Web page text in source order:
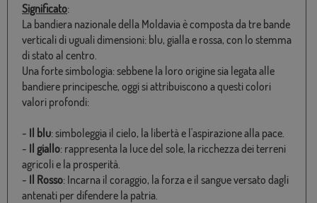
Significato:
La bandiera nazionale della Moldavia è composta da tre bande
verticali di uguali dimensioni: blu, gialla e rossa, con lo stemma
di stato al centro.
Una forte simbologia: sebbene la loro origine sia legata alle
bandiere principesche, oggi si attribuiscono a questi colori
valori profondi:
- Il blu: simboleggia il cielo, la libertà e l'aspirazione alla pace.
- Il giallo: rappresenta la luce del sole, la ricchezza dei terreni
agricoli e la prosperità.
- Il Rosso: Incarna il coraggio, la forza e il sangue versato dagli
antenati per difendere la patria.